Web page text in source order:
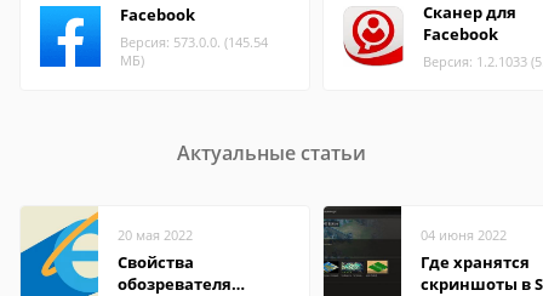
Facebook
Версия: 573.0.0. (145.54
МБ)
Сканер для
Facebook
Версия: 1.2.1033
Актуальные статьи
20 мая 2022
Свойства
обозревателя
04 июня 2022
Где хранятся
скриншоты в